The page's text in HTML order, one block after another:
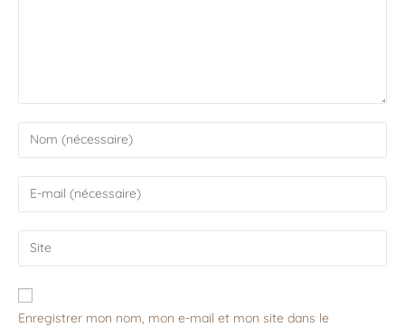
Enregistrer mon nom, mon e-mail et mon site dans le